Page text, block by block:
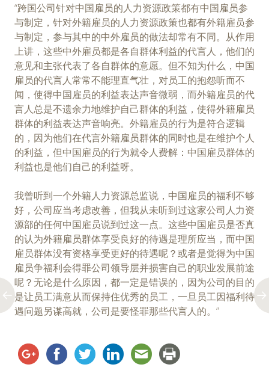
“跨国公司针对中国雇员的人力资源政策都有中国雇员参
与制定，针对外籍雇员的人力资源政策也都有外籍雇员参
与制定，参与其中的中外雇员的做法却常有不同。从作用
上讲，这些中外雇员都是各自群体利益的代言人，他们的
意见和主张代表了各自群体的意愿。但不知为什么，中国
雇员的代言人常常不能理直气壮，对员工的抱怨听而不
闻，使得中国雇员的利益表达声音微弱，而外籍雇员的代
言人总是不遗余力地维护自己群体的利益，使得外籍雇员
群体的利益表达声音响亮。外籍雇员的行为是符合逻辑
的，因为他们在代言外籍雇员群体的同时也是在维护个人
的利益，但中国雇员的行为就令人费解：中国雇员群体的
利益也是他们自己的利益呀。
我曾听到一个外籍人力资源总监说，中国雇员的福利不够
好，公司应当考虑改善，但我从未听到过这家公司人力资
源部的任何中国雇员说到过这一点。这些中国雇员是否真
的认为外籍雇员群体享受良好的待遇是理所应当，而中国
雇员群体没有资格享受更好的待遇呢？或者是觉得为中国
雇员争福利会得罪公司领导层并损害自己的职业发展前途
呢？无论是什么原因，都一定是错误的，因为公司的目的
是让员工满意从而保持住优秀的员工，一旦员工因福利待
遇问题另谋高就，公司是要怪罪那些代言人的。”